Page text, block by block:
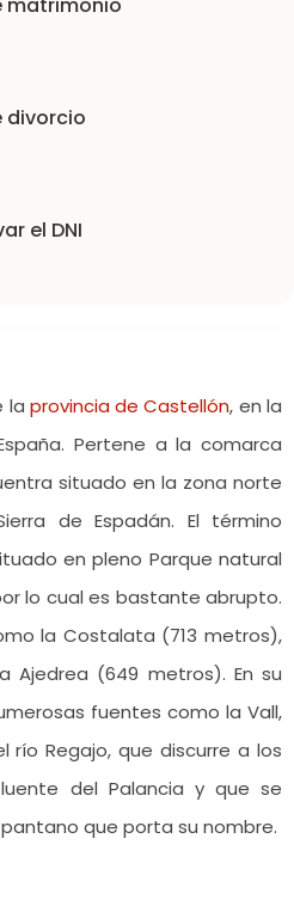
divorcio
el DNI
la provincia de Castellón, en la
Pertene a la comarca
situado en la zona norte
de Espadán. El término
en pleno Parque natural
lo cual es bastante abrupto.
la Costalata (713 metros),
Ajedrea (649 metros). En su
fuentes como la Vall,
río Regajo, que discurre a los
del Palancia y que se
que porta su nombre.